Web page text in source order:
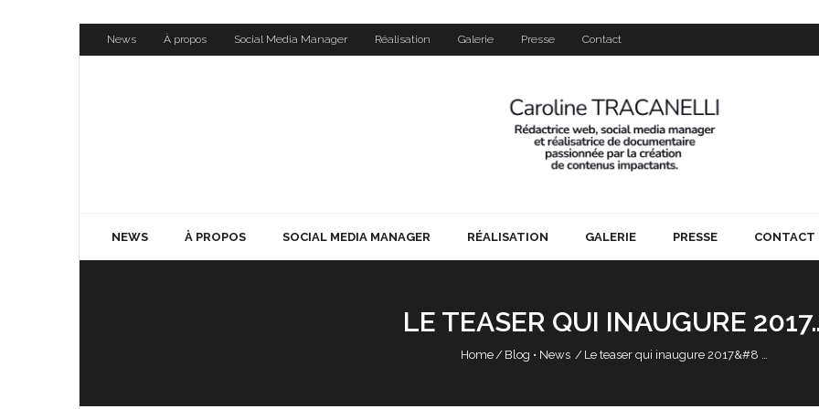
to
News À propos Social Media Manager Réalisation Galerie Presse Contact
NEWS À PROPOS SOCIAL MEDIA MANAGER RÉALISATION GALERIE PRESSE CONTACT
LE TEASER QUI INAUGURE
Home / Blog • News / Le teaser qui inaugure 2017&#8 …